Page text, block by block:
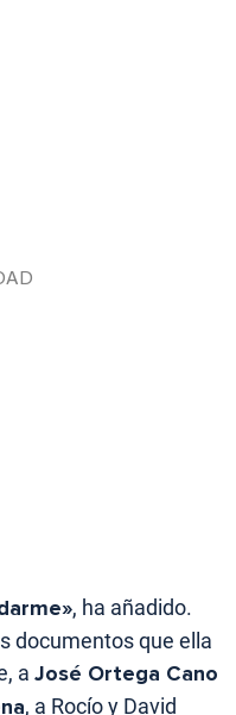
, ha añadido.
documentos que ella
a José Ortega Cano
, a Rocío y David